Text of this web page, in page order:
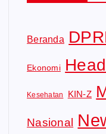
Beranda
Ekonomi
Kesehatan KIN-Z
Nasional